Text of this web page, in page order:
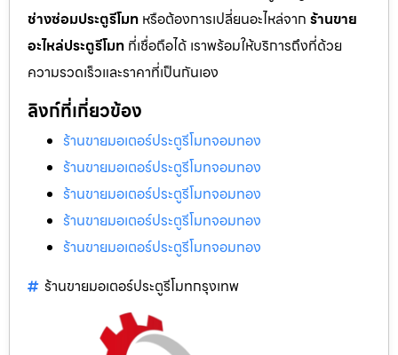
ช่างซ่อมประตูรีโมท หรือต้องการเปลี่ยนอะไหล่จาก ร้านขาย
อะไหล่ประตูรีโมท ที่เชื่อถือได้ เราพร้อมให้บริการถึงที่ด้วย
ความรวดเร็วและราคาที่เป็นกันเอง
ลิงก์ที่เกี่ยวข้อง
ร้านขายมอเตอร์ประตูรีโมทจอมทอง
ร้านขายมอเตอร์ประตูรีโมทจอมทอง
ร้านขายมอเตอร์ประตูรีโมทจอมทอง
ร้านขายมอเตอร์ประตูรีโมทจอมทอง
ร้านขายมอเตอร์ประตูรีโมทจอมทอง
ร้านขายมอเตอร์ประตูรีโมทกรุงเทพ